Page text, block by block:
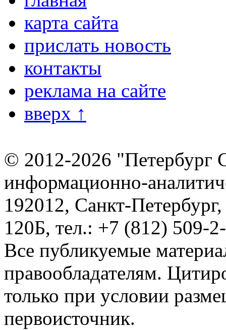
карта сайта
прислать новость
контакты
реклама на сайте
вверх ↑
© 2012-2026 "Петербург
информационно-
192012, Санкт-
120Б, тел.: +7 (812) 509-
Все публикуемые
правообладателям.
только при условии
первоисточник.